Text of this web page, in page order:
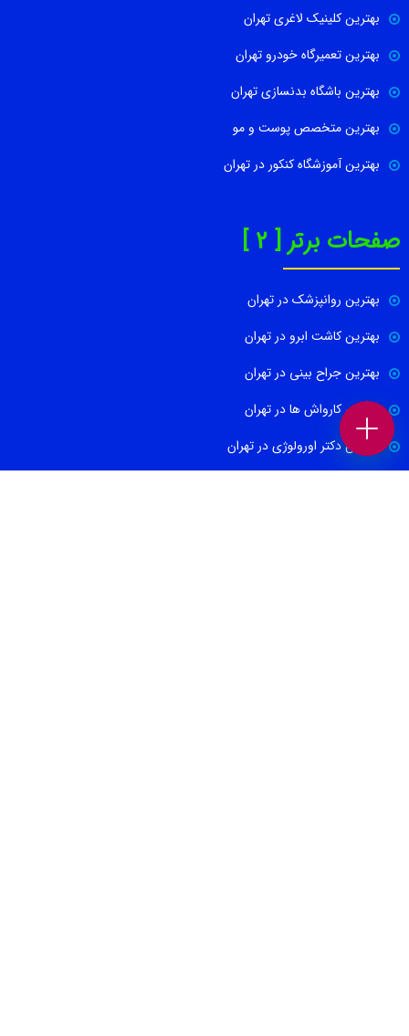
بهترین کلینیک لاغری تهران
بهترین تعمیرگاه خودرو تهران
بهترین باشگاه بدنسازی تهران
بهترین متخصص پوست و مو
بهترین آموزشگاه کنکور در تهران
صفحات برتر [ 2 ]
بهترین روانپزشک در تهران
بهترین کاشت ابرو در تهران
بهترین جراح بینی در تهران
بهترین کارواش ها در تهران
بهترین دکتر اورولوژی در تهران